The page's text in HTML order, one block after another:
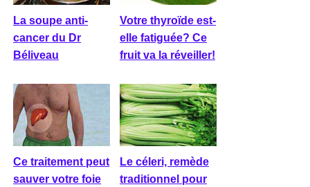
La soupe anti-
cancer du Dr
Béliveau
Votre thyroïde est-
elle fatiguée? Ce
fruit va la réveiller!
Ce traitement peut
sauver votre foie
Le céleri, remède
traditionnel pour